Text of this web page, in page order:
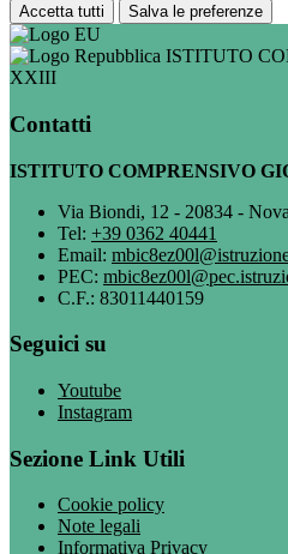
Accetta tutti Salva le preferenze
ISTITUTO
XXIII
Contatti
ISTITUTO COMPRENSIVO
Via Biondi, 12 - 20834 -
Tel: +39 0362 40441
Email:
PEC:
C.F.: 83011440159
Seguici su
Youtube
Instagram
Sezione Link Utili
Cookie policy
Note legali
Informativa Privacy